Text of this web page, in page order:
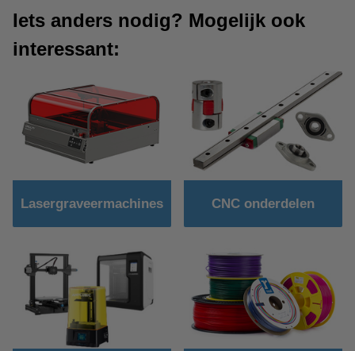
Iets anders nodig? Mogelijk ook
interessant:
Lasergraveermachines CNC onderdelen